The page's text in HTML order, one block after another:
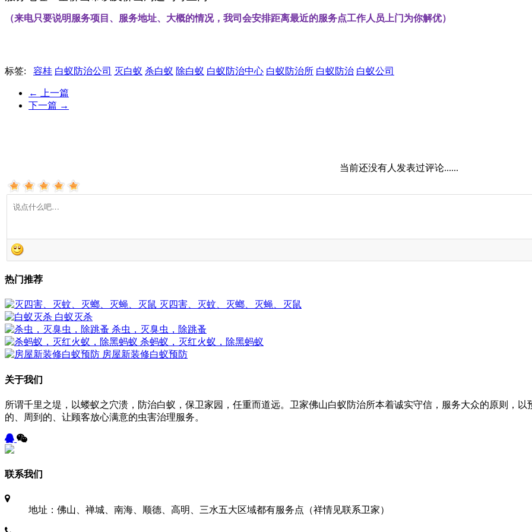
（来电只要说明服务项目、服务地址、大概的情况，我司会安排距离最近的服务点工作人员上门为你解优）
标签: 容桂 白蚁防治公司 灭白蚁 杀白蚁 除白蚁 白蚁防治中心 白蚁防治所 白蚁防治 白蚁公司
←
上一篇
下一篇 →
当前还没有人发表过评论......
热门推荐
灭四害、灭蚊、灭螂、灭蝇、灭鼠
白蚁灭杀
杀虫，灭臭虫，除跳蚤
杀蚂蚁，灭红火蚁，除黑蚂蚁
房屋新装修白蚁预防
关于我们
所谓千里之堤，以蝼蚁之穴溃，防治白蚁，保卫家园，任重而道远。卫家佛山白蚁防治所本着诚实守信，服务大众的原则，
的、周到的、让顾客放心满意的虫害治理服务。
联系我们
地址：佛山、禅城、南海、顺德、高明、三水五大区域都有服务点（祥情见联系卫家）